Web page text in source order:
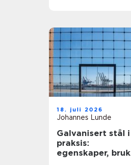
18. juli 2026
Johannes Lunde
Galvanisert stål i
praksis:
egenskaper, bruk